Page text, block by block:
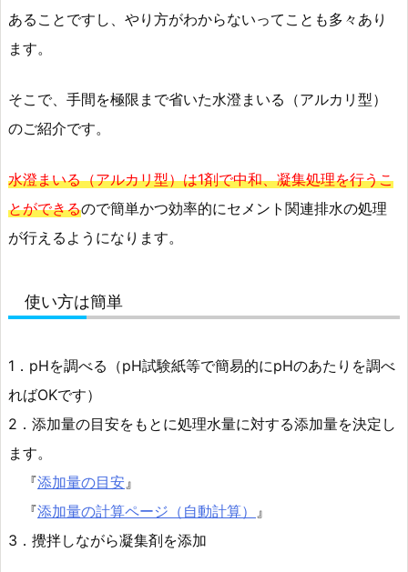
あることですし、やり方がわからないってことも多々あり
ます。
そこで、手間を極限まで省いた水澄まいる（アルカリ型）
のご紹介です。
水澄まいる（アルカリ型）は1剤で中和、凝集処理を行うこ
とができるので簡単かつ効率的にセメント関連排水の処理
が行えるようになります。
使い方は簡単
1．pHを調べる（pH試験紙等で簡易的にpHのあたりを調べ
ればOKです）
2．添加量の目安をもとに処理水量に対する添加量を決定し
ます。
『添加量の目安』
『添加量の計算ページ（自動計算） 』
3．攪拌しながら凝集剤を添加